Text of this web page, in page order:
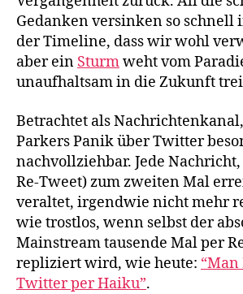
Gedanken versinken so schnell
der Timeline, dass wir wohl
aber ein Sturmweht vom
unaufhaltsam in die Zukunft
Betrachtet als
Parkers Panik über Twitter
nachvollziehbar. Jede
Re-Tweet) zum zweiten Mal
veraltet, irgendwie nicht mehr
wie trostlos, wenn selbst der
Mainstream tausende Mal per
repliziert wird, wie heute: “Man
Twitter per Haiku”.